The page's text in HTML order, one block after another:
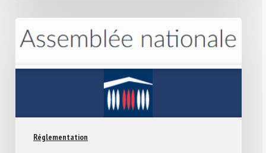
Réglementation